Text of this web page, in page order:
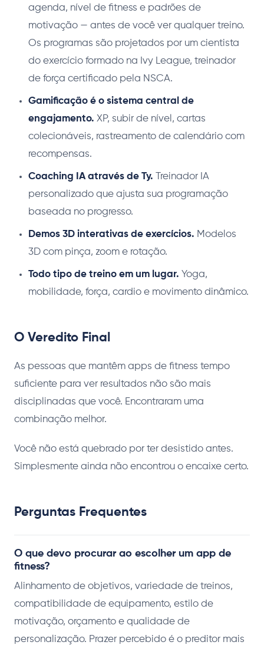
agenda, nível de fitness e padrões de
motivação — antes de você ver qualquer treino.
Os programas são projetados por um cientista
do exercício formado na Ivy League, treinador
de força certificado pela NSCA.
Gamificação é o sistema central de
engajamento. XP, subir de nível, cartas
colecionáveis, rastreamento de calendário com
recompensas.
Coaching IA através de Ty. Treinador IA
personalizado que ajusta sua programação
baseada no progresso.
Demos 3D interativas de exercícios. Modelos
3D com pinça, zoom e rotação.
Todo tipo de treino em um lugar. Yoga,
mobilidade, força, cardio e movimento dinâmico.
O Veredito Final
As pessoas que mantêm apps de fitness tempo
suficiente para ver resultados não são mais
disciplinadas que você. Encontraram uma
combinação melhor.
Você não está quebrado por ter desistido antes.
Simplesmente ainda não encontrou o encaixe certo.
Perguntas Frequentes
O que devo procurar ao escolher um app de
fitness?
Alinhamento de objetivos, variedade de treinos,
compatibilidade de equipamento, estilo de
motivação, orçamento e qualidade de
personalização. Prazer percebido é o preditor mais